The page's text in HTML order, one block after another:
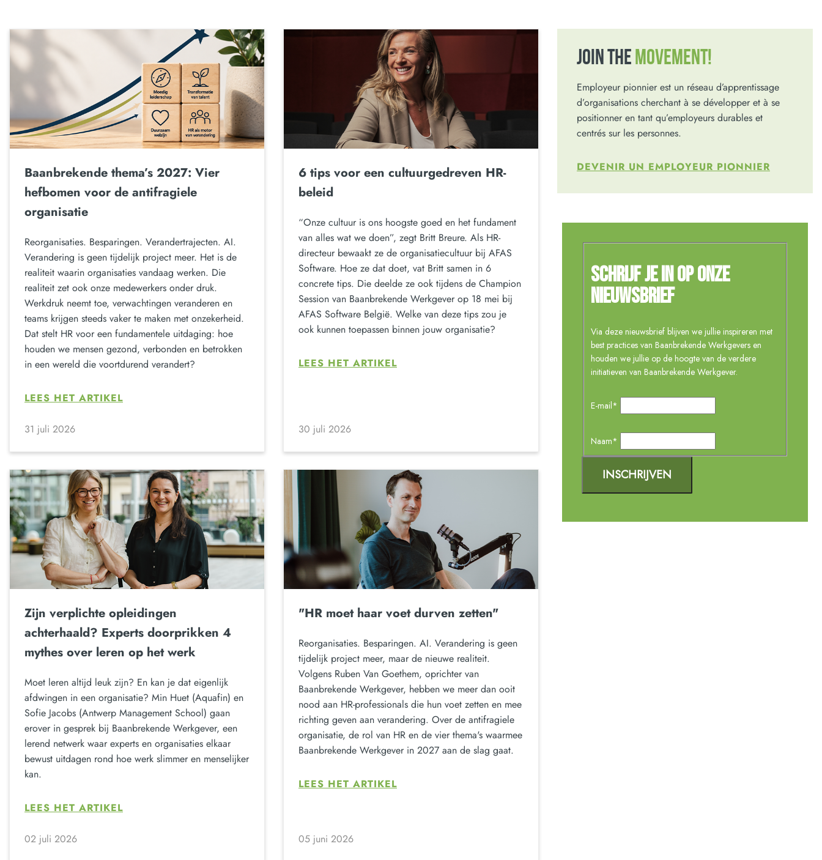
Baanbrekende thema’s 2027: Vier
hefbomen voor de antifragiele
organisatie
Reorganisaties. Besparingen. Verandertrajecten. AI.
Verandering is geen tijdelijk project meer. Het is de
realiteit waarin organisaties vandaag werken. Die
realiteit zet ook onze medewerkers onder druk.
Werkdruk neemt toe, verwachtingen veranderen en
teams krijgen steeds vaker te maken met onzekerheid.
Dat stelt HR voor een fundamentele uitdaging: hoe
houden we mensen gezond, verbonden en betrokken
in een wereld die voortdurend verandert?
LEES HET ARTIKEL
31 juli 2026
6 tips voor een cultuurgedreven HR-
beleid
“Onze cultuur is ons hoogste goed en het fundament
van alles wat we doen”, zegt Britt Breure. Als HR-
directeur bewaakt ze de organisatiecultuur bij AFAS
Software. Hoe ze dat doet, vat Britt samen in 6
concrete tips. Die deelde ze ook tijdens de Champion
Session van Baanbrekende Werkgever op 18 mei bij
AFAS Software België. Welke van deze tips zou je
ook kunnen toepassen binnen jouw organisatie?
LEES HET ARTIKEL
30 juli 2026
Zijn verplichte opleidingen
achterhaald? Experts doorprikken 4
mythes over leren op het werk
Moet leren altijd leuk zijn? En kan je dat eigenlijk
afdwingen in een organisatie? Min Huet (Aquafin) en
Sofie Jacobs (Antwerp Management School) gaan
erover in gesprek bij Baanbrekende Werkgever, een
lerend netwerk waar experts en organisaties elkaar
bewust uitdagen rond hoe werk slimmer en menselijker
kan.
LEES HET ARTIKEL
02 juli 2026
"HR moet haar voet durven zetten"
Reorganisaties. Besparingen. AI. Verandering is geen
tijdelijk project meer, maar de nieuwe realiteit.
Volgens Ruben Van Goethem, oprichter van
Baanbrekende Werkgever, hebben we meer dan ooit
nood aan HR-professionals die hun voet zetten en mee
richting geven aan verandering. Over de antifragiele
organisatie, de rol van HR en de vier thema's waarmee
Baanbrekende Werkgever in 2027 aan de slag gaat.
LEES HET ARTIKEL
05 juni 2026
JOIN THE MOVEMENT!
Employeur pionnier est un réseau d’apprentissage
d’organisations cherchant à se développer et à se
positionner en tant qu’employeurs durables et
centrés sur les personnes.
DEVENIR UN EMPLOYEUR PIONNIER